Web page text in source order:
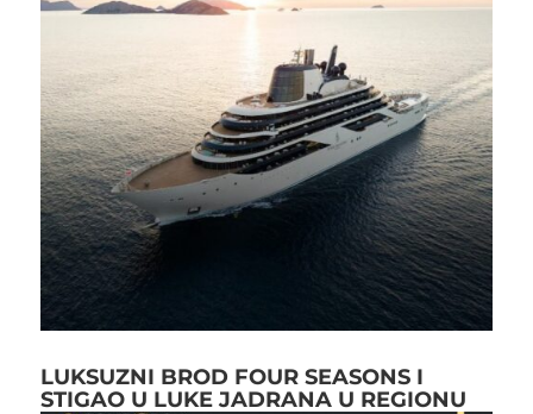
LUKSUZNI BROD FOUR SEASONS I
STIGAO U LUKE JADRANA U REGIONU